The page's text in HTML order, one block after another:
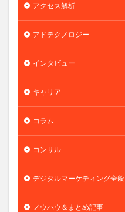
アクセス解析
アドテクノロジー
インタビュー
キャリア
コラム
コンサル
デジタルマーケティング全般
ノウハウ＆まとめ記事